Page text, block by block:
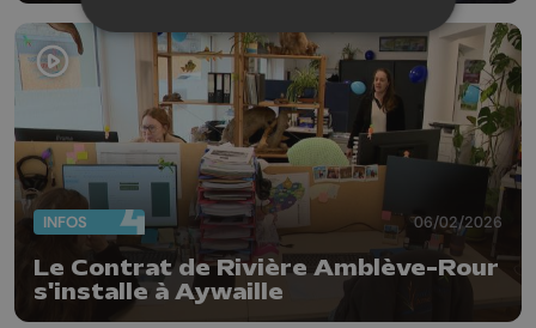
INFOS 06/02/2026
Le Contrat de Rivière Amblève-Rour
s'installe à Aywaille